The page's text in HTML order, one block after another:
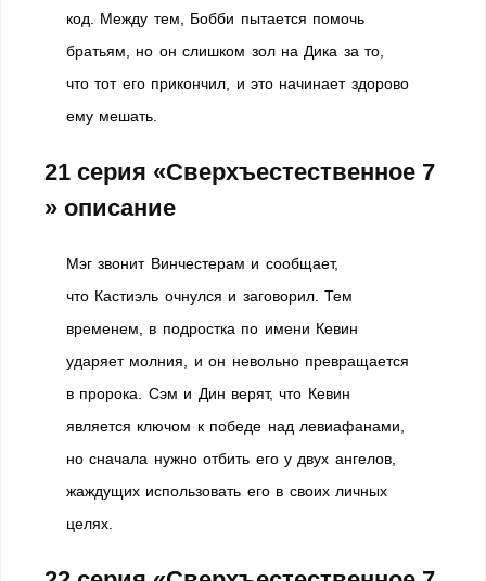
код. Между тем, Бобби пытается помочь
братьям, но он слишком зол на Дика за то,
что тот его прикончил, и это начинает здорово
ему мешать.
21 серия «Сверхъестественное 7
» описание
Мэг звонит Винчестерам и сообщает,
что Кастиэль очнулся и заговорил. Тем
временем, в подростка по имени Кевин
ударяет молния, и он невольно превращается
в пророка. Сэм и Дин верят, что Кевин
является ключом к победе над левиафанами,
но сначала нужно отбить его у двух ангелов,
жаждущих использовать его в своих личных
целях.